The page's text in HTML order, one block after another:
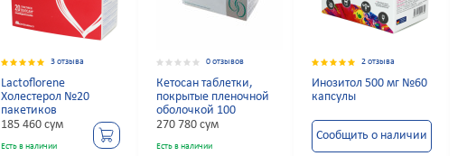
3 отзыва
Lactoflorene
Холестерол №20
пакетиков
185 460 сум
Есть в наличии
0 отзывов
Кетосан таблетки,
покрытые пленочной
оболочкой 100
270 780 сум
Есть в наличии
2 отзыва
Инозитол 500 мг №60
капсулы
Сообщить о наличии